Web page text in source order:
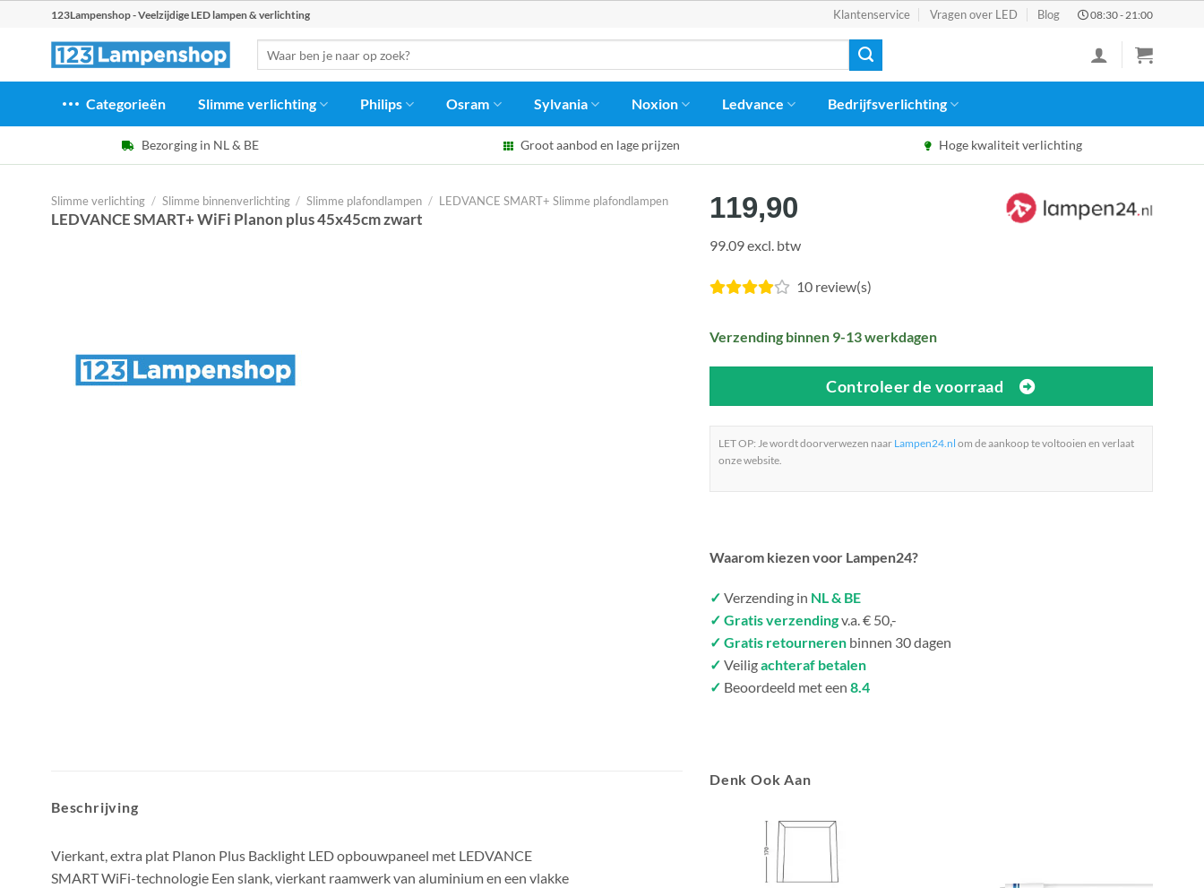
123Lampenshop - Veelzijdige LED lampen & verlichting Klantenservice Vragen over LED Blog 08:30 - 21:00
naar:
Categorieën Slimme verlichting Philips Osram Sylvania Noxion Ledvance Bedrijfsverlichting
Bezorging in NL & BE Groot aanbod en lage prijzen Hoge kwaliteit verlichting
Slimme verlichting / Slimme binnenverlichting / Slimme plafondlampen / LEDVANCE SMART+ Slimme plafondlampen
LEDVANCE SMART+ WiFi Planon plus 45x45cm zwart 119,90
99.09 excl. btw
10 review(s)
Verzending binnen 9-13 werkdagen
Controleer de voorraad
LET OP: Je wordt doorverwezen naar Lampen24.nl om de aankoop te voltooien en verlaat
onze website.
Waarom kiezen voor Lampen24?
✓ Verzending in NL & BE
✓ Gratis verzendingv.a. € 50,-
✓ Gratis retourneren binnen 30 dagen
✓ Veiligachteraf betalen
✓ Beoordeeld met een 8.4
Beschrijving
Vierkant, extra plat Planon Plus Backlight LED opbouwpaneel met LEDVANCE
SMART WiFi-technologie Een slank, vierkant raamwerk van aluminium en een vlakke
Denk Ook Aan